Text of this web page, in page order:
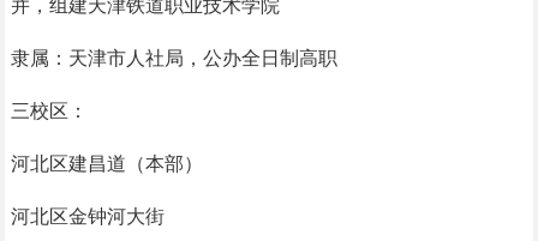
并，组建天津铁道职业技术学院
隶属：天津市人社局，公办全日制高职
三校区：
河北区建昌道（本部）
河北区金钟河大街